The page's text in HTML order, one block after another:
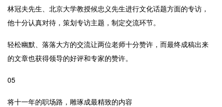
林冠夫先生、北京大学教授候忠义先生进行文化话题方面的专访，
他十分认真对待，策划专访主题，制定交流环节。
轻松幽默、落落大方的交流让两位老师十分赞许，而最终成稿出来
的文章也获得领导的好评和专家的赞许。
05
将十一年的职场路，雕琢成最精致的内容